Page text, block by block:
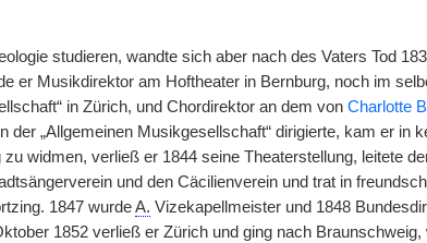
studieren, wandte sich aber nach des Vaters Tod
er Musikdirektor am Hoftheater in Bernburg, noch im
in Zürich, und Chordirektor an dem von Charlotte
der „Allgemeinen Musikgesellschaft“ dirigierte, kam er in
widmen, verließ er 1844 seine Theaterstellung, leitete
und den Cäcilienverein und trat in
1847 wurdeA. Vizekapellmeister und 1848
1852 verließ er Zürich und ging nach Braunschweig,